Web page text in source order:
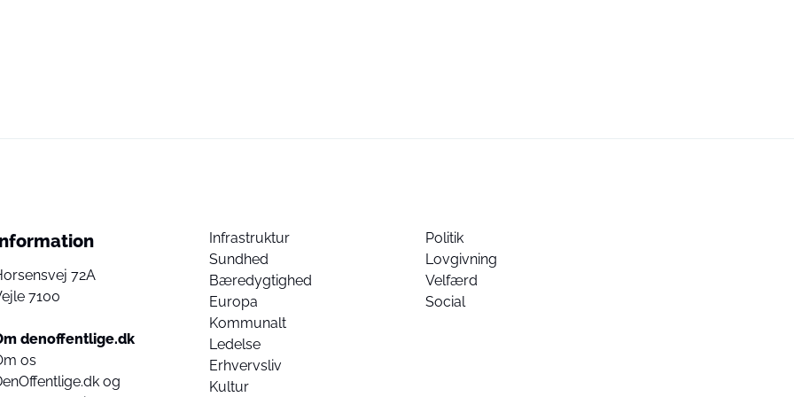
72A
7100
denoffentlige.dk
os
og
Infrastruktur
Sundhed
Bæredygtighed
Europa
Kommunalt
Ledelse
Erhvervsliv
Kultur
Politik
Lovgivning
Velfærd
Social